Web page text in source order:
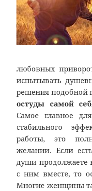
любовных
испытывать
решения подобной
остуды самой
Самое главное
стабильного
работы, это
желании. Если
души продолжаете
с ним вместе, то
Многие женщины